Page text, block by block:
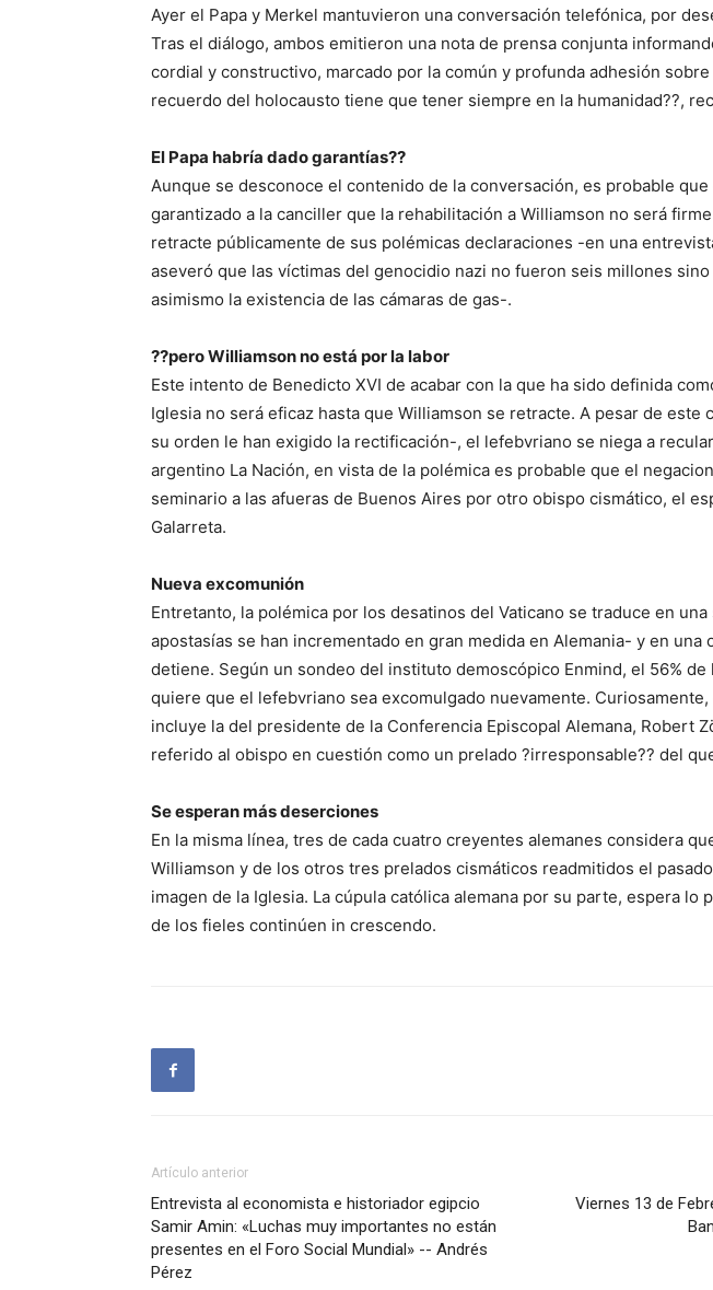
Ayer el Papa y Merkel mantuvieron una conversación telefónica, por
Tras el diálogo, ambos emitieron una nota de prensa conjunta
cordial y constructivo, marcado por la común y profunda adhesión
recuerdo del holocausto tiene que tener siempre en la humanidad??,
El Papa habría dado garantías??
Aunque se desconoce el contenido de la conversación, es probable
garantizado a la canciller que la rehabilitación a Williamson no será
retracte públicamente de sus polémicas declaraciones -en una
aseveró que las víctimas del genocidio nazi no fueron seis millones
asimismo la existencia de las cámaras de gas-.
??pero Williamson no está por la labor
Este intento de Benedicto XVI de acabar con la que ha sido definida
Iglesia no será eficaz hasta que Williamson se retracte. A pesar de este
su orden le han exigido la rectificación-, el lefebvriano se niega a
argentino La Nación, en vista de la polémica es probable que el
seminario a las afueras de Buenos Aires por otro obispo cismático, el
Galarreta.
Nueva excomunión
Entretanto, la polémica por los desatinos del Vaticano se traduce en
apostasías se han incrementado en gran medida en Alemania- y en una
detiene. Según un sondeo del instituto demoscópico Enmind, el 56%
quiere que el lefebvriano sea excomulgado nuevamente.
incluye la del presidente de la Conferencia Episcopal Alemana, Robert
referido al obispo en cuestión como un prelado ?irresponsable?? del
Se esperan más deserciones
En la misma línea, tres de cada cuatro creyentes alemanes considera
Williamson y de los otros tres prelados cismáticos readmitidos el
imagen de la Iglesia. La cúpula católica alemana por su parte, espera lo
de los fieles continúen in crescendo.
Artículo anterior
Entrevista al economista e historiador egipcio
Samir Amin: «Luchas muy importantes no están
presentes en el Foro Social Mundial» -- Andrés
Pérez
Viernes 13 de